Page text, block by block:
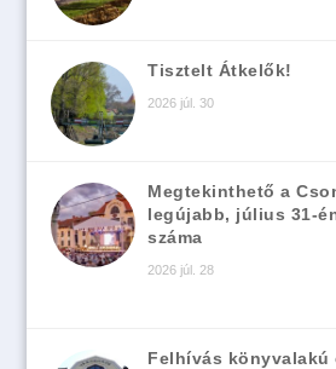
Tisztelt Átkelők!
2026 júl. 30
Megtekinthető a
legújabb, július 31-
száma
2026 júl. 28
Felhívás könyvalakú